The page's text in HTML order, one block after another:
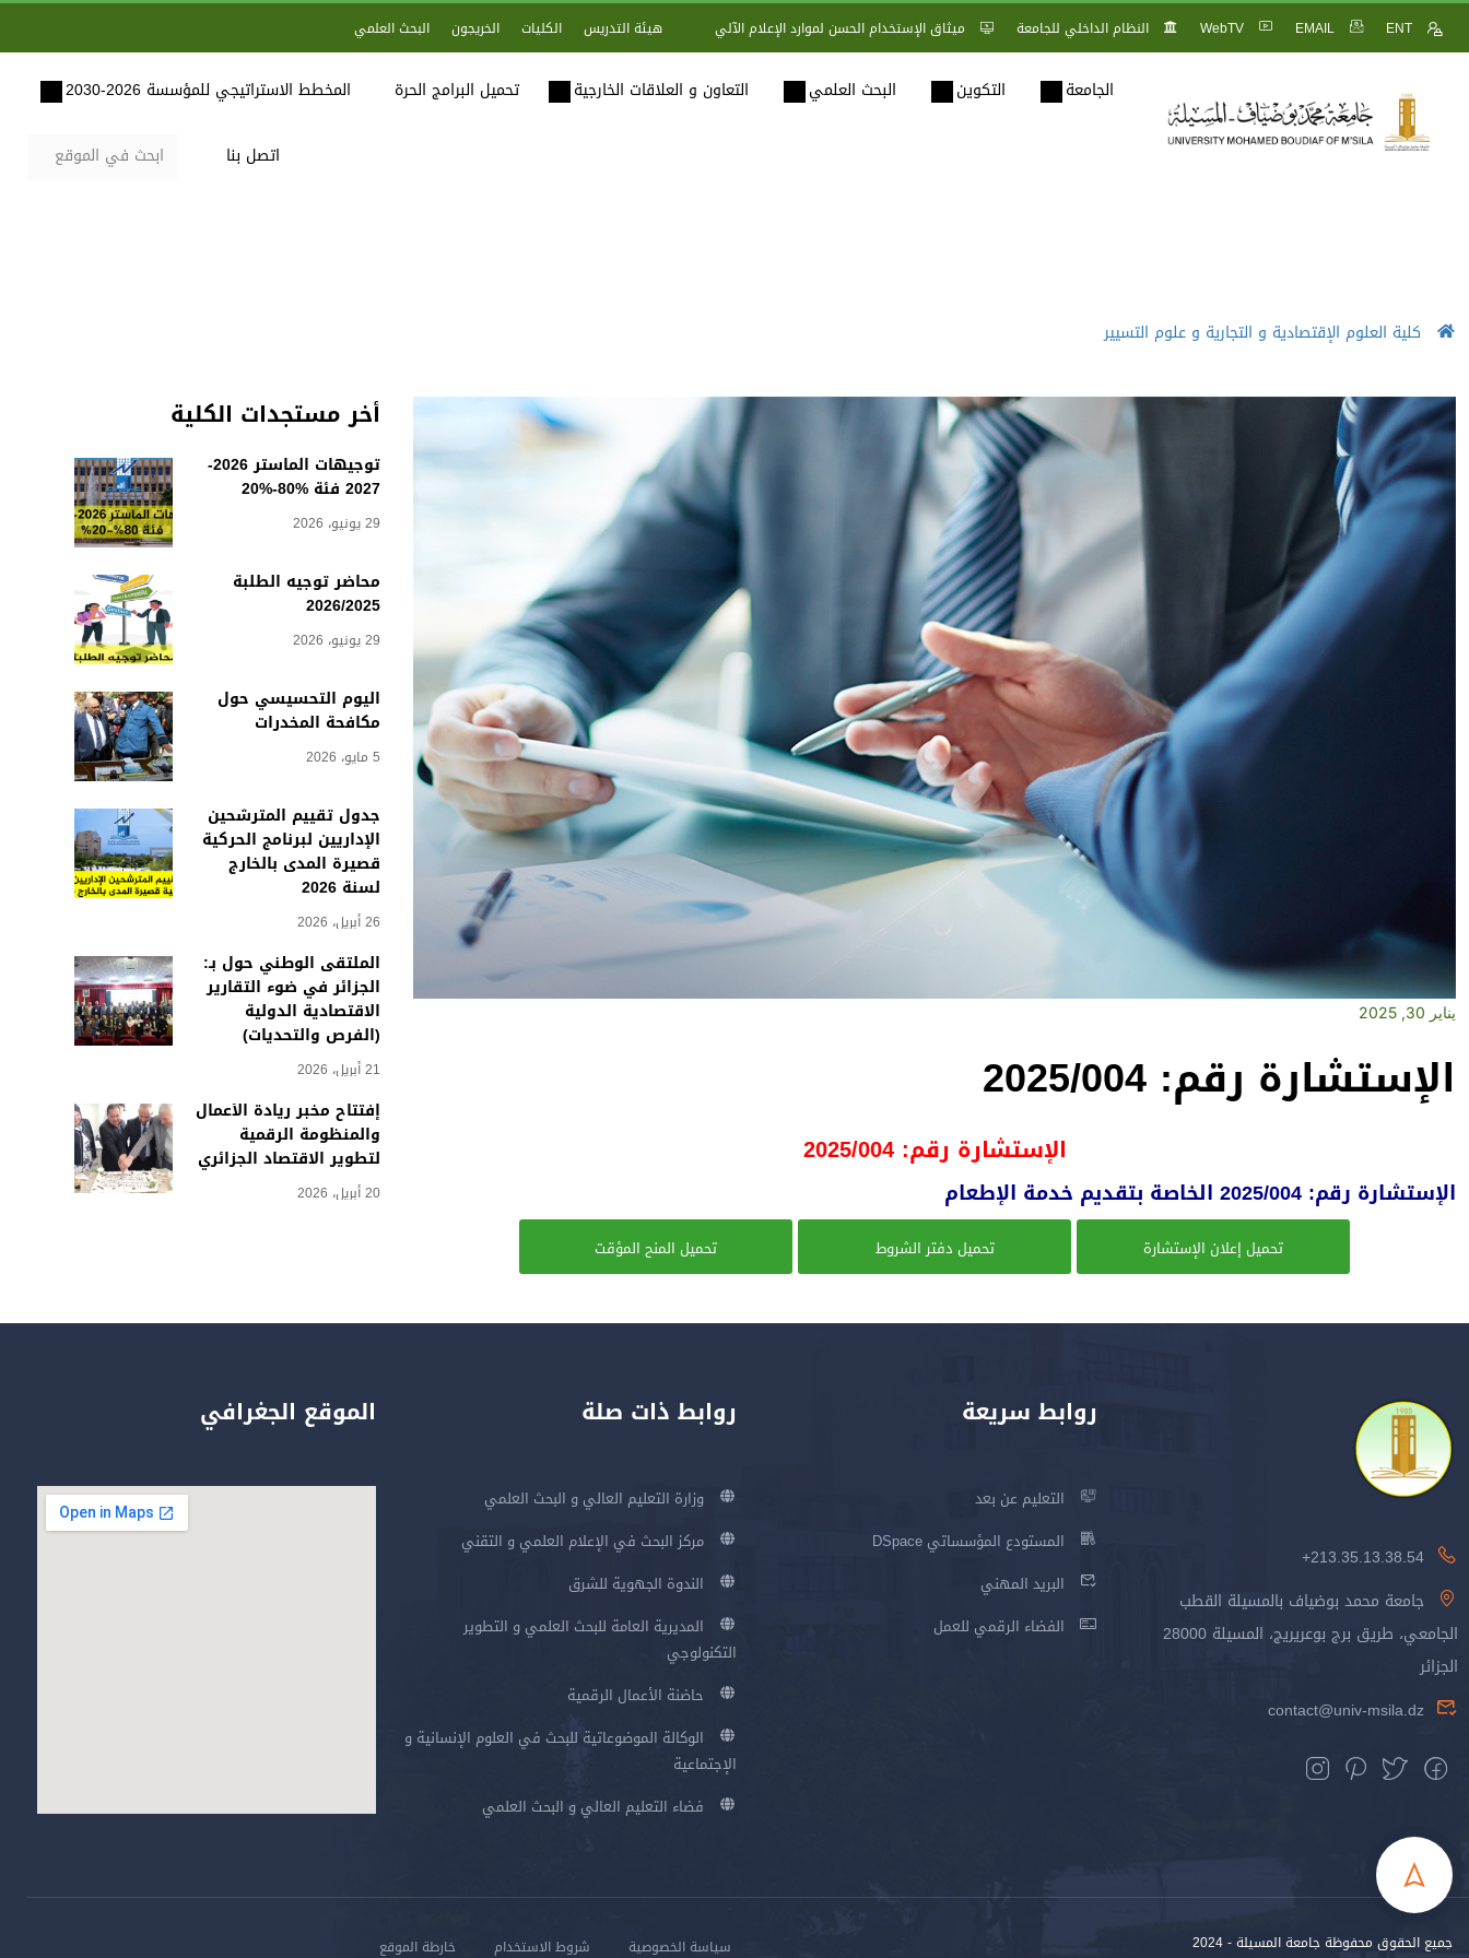
ENT
EMAIL
WebTV النظام الداخلي للجامعة ميثاق الإستخدام الحسن لموارد الإعلام الآلي هيئة التدريس الكليات الخريجون البحث العلمي
الجامعة التكوين البحث العلمي التعاون و العلاقات الخارجية تحميل البرامج الحرة المخطط الاستراتيجي للمؤسسة 2026-2030
اتصل بنا
كلية العلوم الإقتصادية و التجارية و علوم التسيير
أخر مستجدات الكلية
توجيهات الماستر 2026-
2027 فئة %80-%20
29 يونيو، 2026
محاضر توجيه الطلبة
2026/2025
29 يونيو، 2026
اليوم التحسيسي حول
مكافحة المخدرات
5 مايو، 2026
جدول تقييم المترشحين
الإداريين لبرنامج الحركية
قصيرة المدى بالخارج
لسنة 2026
26 أبريل، 2026
الملتقى الوطني حول بـ:
الجزائر في ضوء التقارير
الاقتصادية الدولية
(الفرص والتحديات)
21 أبريل، 2026
إفتتاح مخبر ريادة الأعمال
والمنظومة الرقمية
لتطوير الاقتصاد الجزائري
20 أبريل، 2026
يناير 30, 2025
الإستشارة رقم: 2025/004
الإستشارة رقم: 2025/004
الإستشارة رقم: 2025/004 الخاصة بتقديم خدمة الإطعام
تحميل إعلان الإستشارة تحميل دفتر الشروط تحميل المنح المؤقت
213.35.13.38.54+
جامعة محمد بوضياف بالمسيلة القطب
الجامعي، طريق برج بوعريريج، المسيلة 28000
الجزائر
contact@univ-msila.dz
روابط سريعة
التعليم عن بعد
المستودع المؤسساتي DSpace
البريد المهني
الفضاء الرقمي للعمل
روابط ذات صلة
وزارة التعليم العالي و البحث العلمي
مركز البحث في الإعلام العلمي و التقني
الندوة الجهوية للشرق
المديرية العامة للبحث العلمي و التطوير
التكنولوجي
حاضنة الأعمال الرقمية
الوكالة الموضوعاتية للبحث في العلوم الإنسانية و
الإجتماعية
فضاء التعليم العالي و البحث العلمي
الموقع الجغرافي
جميع الحقوق محفوظة جامعة المسيلة - 2024 سياسة الخصوصية شروط الاستخدام خارطة الموقع